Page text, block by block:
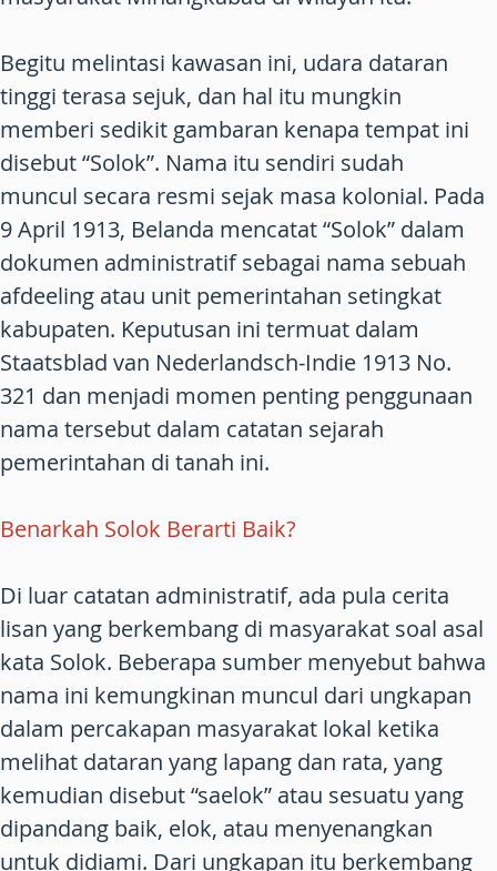
Begitu melintasi kawasan ini, udara dataran
tinggi terasa sejuk, dan hal itu mungkin
memberi sedikit gambaran kenapa tempat ini
disebut “Solok”. Nama itu sendiri sudah
muncul secara resmi sejak masa kolonial. Pada
9 April 1913, Belanda mencatat “Solok” dalam
dokumen administratif sebagai nama sebuah
afdeeling atau unit pemerintahan setingkat
kabupaten. Keputusan ini termuat dalam
Staatsblad van Nederlandsch-Indie 1913 No.
321 dan menjadi momen penting penggunaan
nama tersebut dalam catatan sejarah
pemerintahan di tanah ini.
Benarkah Solok Berarti Baik?
Di luar catatan administratif, ada pula cerita
lisan yang berkembang di masyarakat soal asal
kata Solok. Beberapa sumber menyebut bahwa
nama ini kemungkinan muncul dari ungkapan
dalam percakapan masyarakat lokal ketika
melihat dataran yang lapang dan rata, yang
kemudian disebut “saelok” atau sesuatu yang
dipandang baik, elok, atau menyenangkan
untuk didiami. Dari ungkapan itu berkembang